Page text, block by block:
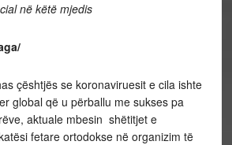
në këtë mjedis
çështjës se koronaviruesit e cila ishte
global që u përballu me sukses pa
aktuale mbesin shëtitjet e
fetare ortodokse në organizim të